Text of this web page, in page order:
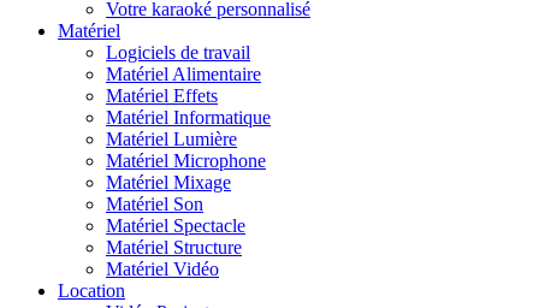
Votre karaoké personnalisé
Matériel
Logiciels de travail
Matériel Alimentaire
Matériel Effets
Matériel Informatique
Matériel Lumière
Matériel Microphone
Matériel Mixage
Matériel Son
Matériel Spectacle
Matériel Structure
Matériel Vidéo
Location